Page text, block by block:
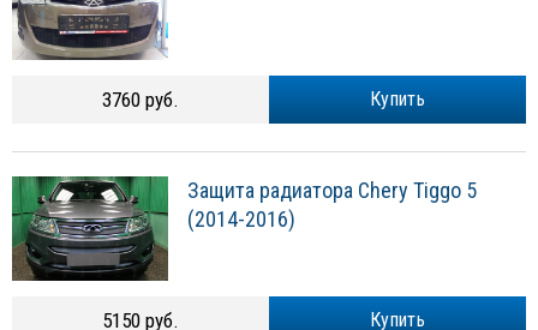
Купить
3760 руб.
Защита радиатора Chery Tiggo 5
(2014-2016)
Купить
5150 руб.